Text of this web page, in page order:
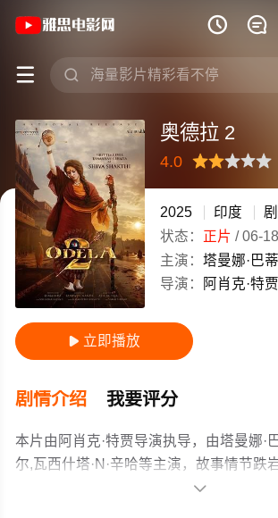
 
 
《奥德拉 2》(2025)印度印
奥德拉 2
4.0
很差较差
还行推荐力荐
2025 印度
状态： 正片 /06-18
主演： 塔曼娜·巴
导演：
阿肖克·特贾
 立即播放
剧情介绍 我要评分
本片由阿肖克·特贾导演执导，由塔曼娜·
尔,瓦西什塔·N·辛哈等主演，故事情节跌
弦，领广大剧情片爱好者和观众们都期待
